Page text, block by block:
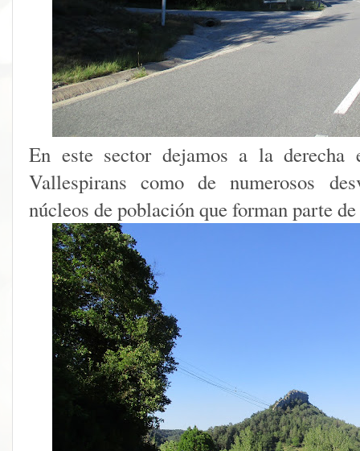
En este sector dejamos a la
Vallespirans como de numerosos
núcleos de población que forman parte